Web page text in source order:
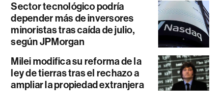
Sector tecnológico podría
depender más de inversores
minoristas tras caída de julio,
según JPMorgan
Milei modifica su reforma de la
ley de tierras tras el rechazo a
ampliar la propiedad extranjera